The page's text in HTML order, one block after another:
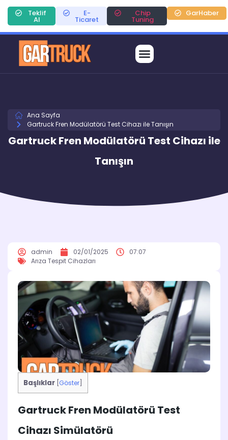
Teklif
Al
E-
Ticaret
Chip
Tuning
GarHaber
Ana Sayfa
Gartruck Fren Modülatörü Test Cihazı ile Tanışın
Gartruck Fren Modülatörü Test Cihazı ile
Tanışın
admin 02/01/2025
07:07
Arıza Tespit Cihazları
Başlıklar Göster
Gartruck Fren Modülatörü Test
Cihazı Simülatörü